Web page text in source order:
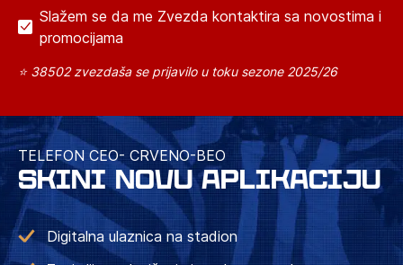
Slažem se da me Zvezda kontaktira sa novostima i
promocijama
⭐ 38502 zvezdaša se prijavilo u toku sezone 2025/26
TELEFON CEO- CRVENO-BEO
SKINI NOVU APLIKACIJU
Digitalna ulaznica na stadion